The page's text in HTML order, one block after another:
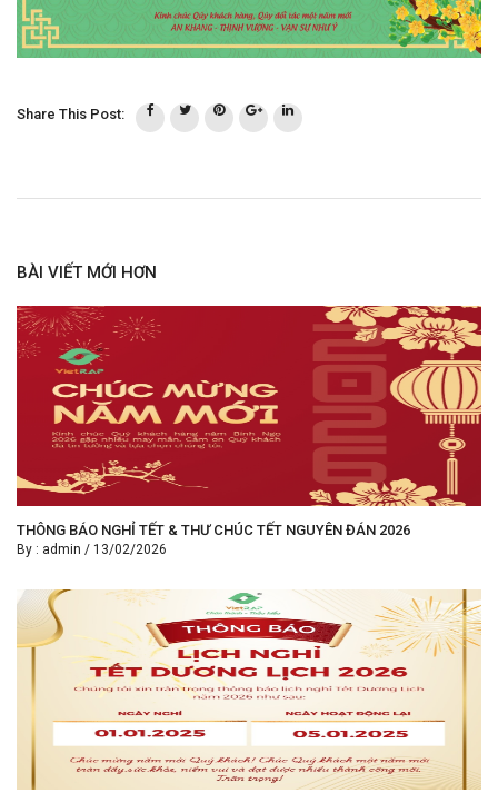
Share This Post:
BÀI VIẾT MỚI HƠN
THÔNG BÁO NGHỈ TẾT & THƯ CHÚC TẾT NGUYÊN ĐÁN 2026
By : admin / 13/02/2026